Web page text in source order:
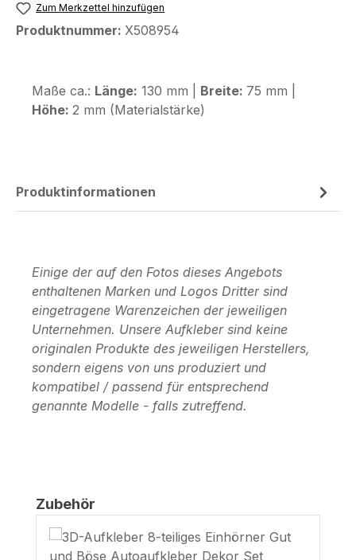
Zum Merkzettel hinzufügen
Produktnummer: X508954
Maße ca.: Länge: 130 mm | Breite: 75 mm |
Höhe: 2 mm (Materialstärke)
Produktinformationen
Einige der auf den Fotos dieses Angebots
enthaltenen Marken und Logos Dritter sind
eingetragene Warenzeichen der jeweiligen
Unternehmen. Unsere Aufkleber sind keine
originalen Produkte des jeweiligen Herstellers,
sondern eigens von uns produziert und
kompatibel / passend für entsprechend
genannte Modelle - falls zutreffend.
Produktgalerie überspringen
Zubehör